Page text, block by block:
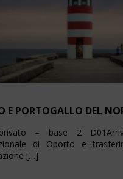
E PORTOGALLO DEL
– base 2
di Oporto e
[…]